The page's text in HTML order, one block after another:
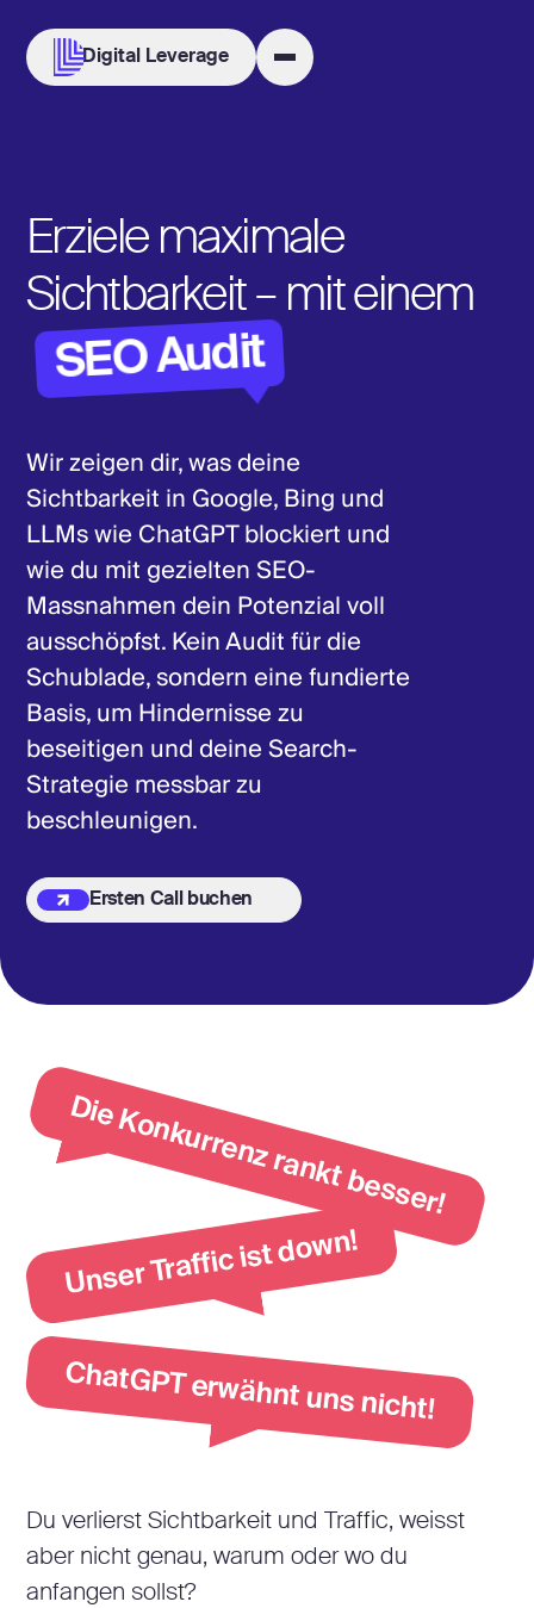
Digital Leverage
Erziele maximale
Sichtbarkeit – mit einem
SEO Audit
Wir zeigen dir, was deine
Sichtbarkeit in Google, Bing und
LLMs wie ChatGPT blockiert und
wie du mit gezielten SEO-
Massnahmen dein Potenzial voll
ausschöpfst. Kein Audit für die
Schublade, sondern eine fundierte
Basis, um Hindernisse zu
beseitigen und deine Search-
Strategie messbar zu
beschleunigen.
Ersten Call buchen
Ersten Call buchen
Die Konkurrenz rankt besser!
Unser Traffic ist down!
ChatGPT erwähnt uns nicht!
Du verlierst Sichtbarkeit und Traffic, weisst
aber nicht genau, warum oder wo du
anfangen sollst?